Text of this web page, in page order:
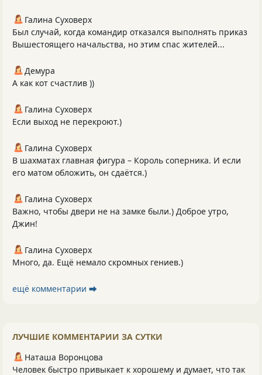
Галина Суховерх
Был случай, когда командир отказался выполнять приказ
Вышестоящего начальства, но этим спас жителей...
Демура
А как кот счастлив ))
Галина Суховерх
Если выход не перекроют.)
Галина Суховерх
В шахматах главная фигура – Король соперника. И если
его матом обложить, он сдаётся.)
Галина Суховерх
Важно, чтобы двери не на замке были.) Доброе утро,
Джин!
Галина Суховерх
Много, да. Ещё немало скромных гениев.)
ещё комментарии ⮕
ЛУЧШИЕ КОММЕНТАРИИ ЗА СУТКИ
Наташа Воронцова
Человек быстро привыкает к хорошему и думает, что так